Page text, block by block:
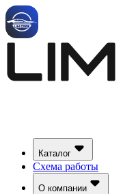
Каталог
Схема работы
О компании